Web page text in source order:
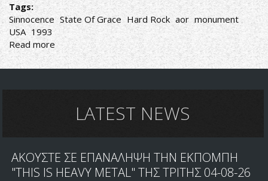
Tags:
Sinnocence State Of Grace Hard Rock aor monument
USA 1993
Read more about
Sinnocence
–
GraceLATEST NEWS
ΑΚΟΥΣΤΕ ΣΕ ΕΠΑΝΑΛΗΨΗ ΤΗΝ ΕΚΠΟΜΠΗ
"THIS IS HEAVY METAL" ΤΗΣ ΤΡΙΤΗΣ 04-08-26